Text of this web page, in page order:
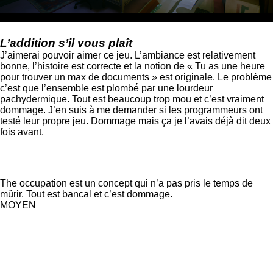
L’addition s’il vous plaît
J’aimerai pouvoir aimer ce jeu. L’ambiance est relativement
bonne, l’histoire est correcte et la notion de « Tu as une heure
pour trouver un max de documents » est originale. Le problème
c’est que l’ensemble est plombé par une lourdeur
pachydermique. Tout est beaucoup trop mou et c’est vraiment
dommage. J’en suis à me demander si les programmeurs ont
testé leur propre jeu. Dommage mais ça je l’avais déjà dit deux
fois avant.
The occupation est un concept qui n’a pas pris le temps de
mûrir. Tout est bancal et c’est dommage.
MOYEN